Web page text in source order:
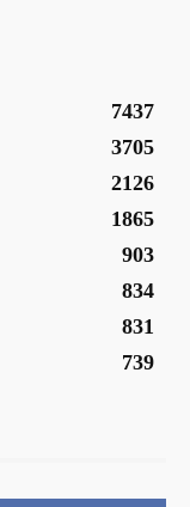
7437
3705
2126
1865
903
834
831
739